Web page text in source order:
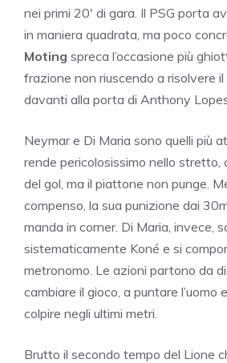
nei primi 20′ di gara. Il PSG porta
in maniera quadrata, ma poco
Moting spreca l’occasione più
frazione non riuscendo a risolvere
davanti alla porta di Anthony
Neymar e Di Maria sono quelli più
rende pericolosissimo nello stretto,
del gol, ma il piattone non punge.
compenso, la sua punizione dai
manda in corner. Di Maria, invece,
sistematicamente Koné e si
metronomo. Le azioni partono da
cambiare il gioco, a puntare l’uomo
colpire negli ultimi metri.
Brutto il secondo tempo del Lione